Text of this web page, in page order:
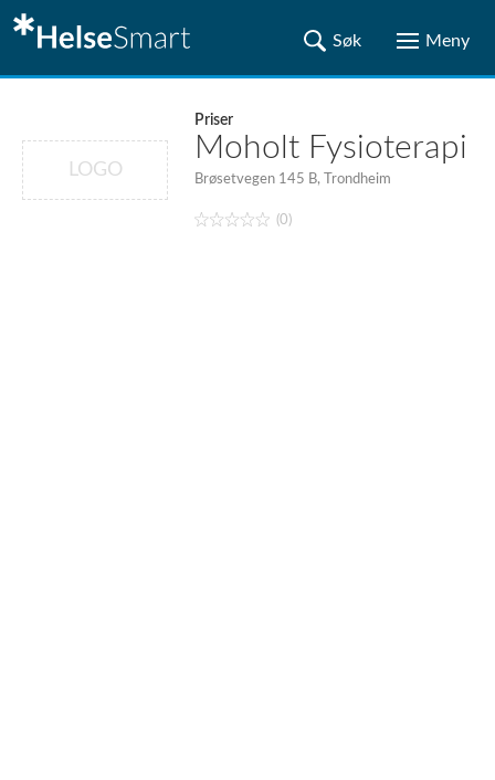
LOGO
Priser
Moholt Fysioterapi
Brøsetvegen 145 B, Trondheim
(0)